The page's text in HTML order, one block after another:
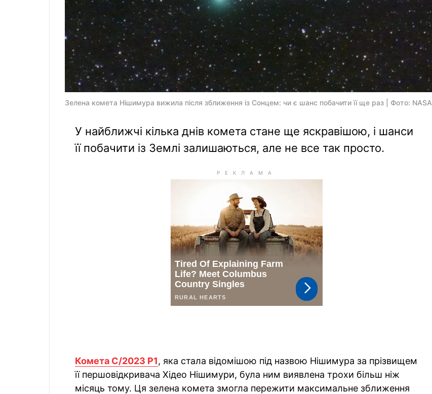
Зелена комета Нішимура вижила після зближення із Сонцем: чи є шанс побачити її ще раз | Фото: NASA
У найближчі кілька днів комета стане ще яскравішою, і шанси
її побачити із Землі залишаються, але не все так просто.
Комета C/2023 P1, яка стала відомішою під назвою Нішимура за прізвищем
її першовідкривача Хідео Нішимури, була ним виявлена трохи більш ніж
місяць тому. Ця зелена комета змогла пережити максимальне зближення